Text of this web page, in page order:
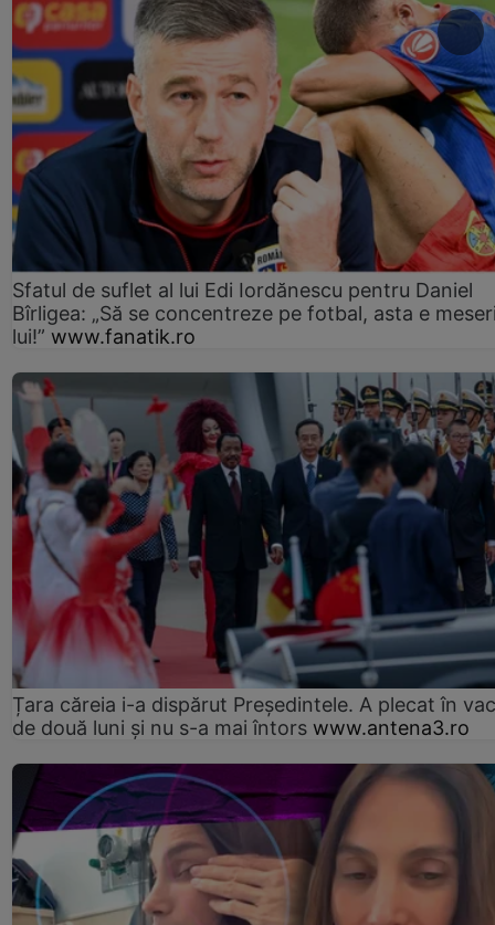
Sfatul de suflet al lui Edi Iordănescu pentru Daniel
Bîrligea: „Să se concentreze pe fotbal, asta e
lui!” www.fanatik.ro
Țara căreia i-a dispărut Președintele. A plecat în
de două luni și nu s-a mai întors www.antena3.ro